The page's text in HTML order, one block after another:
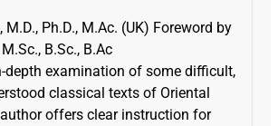
M.D., Ph.D., M.Ac. (UK) Foreword by
B.Sc., B.Ac
depth examination of some difficult,
classical texts of Oriental
offers clear instruction for